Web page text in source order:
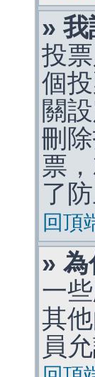
»
投
個
關
刪
票
了
回頂
»
一
其
員